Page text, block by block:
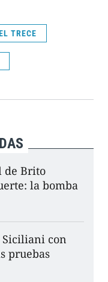
TRECE
de Brito
la bomba
Siciliani con
pruebas